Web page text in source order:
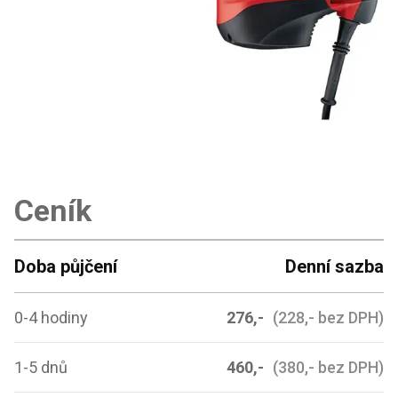
Ceník
Doba půjčení Denní sazba
0-4 hodiny 276,- (228,- bez DPH)
1-5 dnů 460,- (380,- bez DPH)